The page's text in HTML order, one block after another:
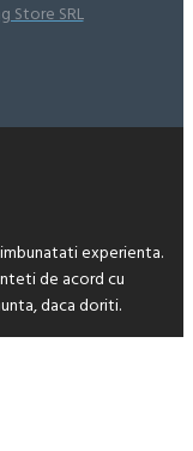
Store SRL
experienta.
de acord cu
daca doriti.